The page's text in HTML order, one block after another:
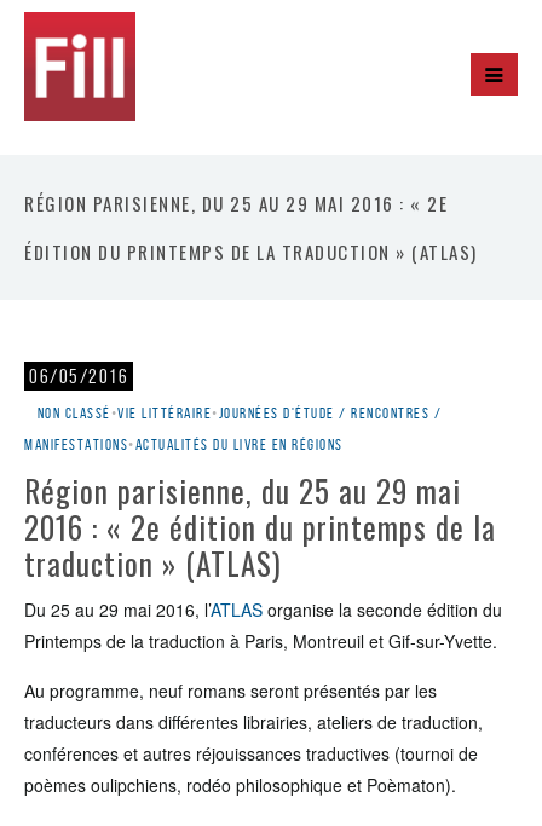
RÉGION PARISIENNE, DU 25 AU 29 MAI 2016 : « 2E
ÉDITION DU PRINTEMPS DE LA TRADUCTION » (ATLAS)
06/05/2016
Non classé •Vie littéraire•Journées d'étude / rencontres /
manifestations•Actualités du livre en régions
Région parisienne, du 25 au 29 mai
2016 : « 2e édition du printemps de la
traduction » (ATLAS)
Du 25 au 29 mai 2016, l’ATLAS organise la seconde édition du
Printemps de la traduction à Paris, Montreuil et Gif-sur-Yvette.
Au programme, neuf romans seront présentés par les
traducteurs dans différentes librairies, ateliers de traduction,
conférences et autres réjouissances traductives (tournoi de
poèmes oulipchiens, rodéo philosophique et Poèmaton).